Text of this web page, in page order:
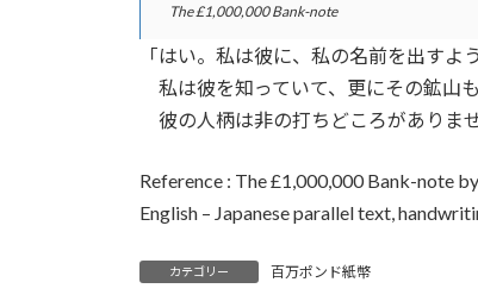
The £1,000,000 Bank-note
「はい。私は彼に、私の名前を出すよ
私は彼を知っていて、更にその鉱山も
彼の人柄は非の打ちどころがありま
Reference : The £1,000,000 Bank-note
English – Japanese parallel text,
カテゴリー 百万ポンド紙幣